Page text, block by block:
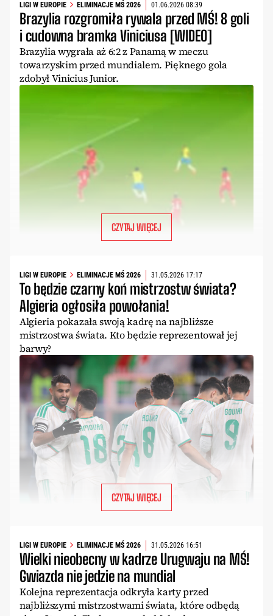
LIGI W EUROPIE ELIMINACJE MŚ 2026 01.06.2026 08:39
Brazylia rozgromiła rywala przed MŚ! 8 goli
i cudowna bramka Viniciusa [WIDEO]
Brazylia wygrała aż 6:2 z Panamą w meczu
towarzyskim przed mundialem. Pięknego gola
zdobył Vinicius Junior.
CZYTAJ WIĘCEJ
LIGI W EUROPIE ELIMINACJE MŚ 2026 31.05.2026 17:17
To będzie czarny koń mistrzostw świata?
Algieria ogłosiła powołania!
Algieria pokazała swoją kadrę na najbliższe
mistrzostwa świata. Kto będzie reprezentował jej
barwy?
CZYTAJ WIĘCEJ
LIGI W EUROPIE ELIMINACJE MŚ 2026 31.05.2026 16:51
Wielki nieobecny w kadrze Urugwaju na MŚ!
Gwiazda nie jedzie na mundial
Kolejna reprezentacja odkryła karty przed
najbliższymi mistrzostwami świata, które odbędą